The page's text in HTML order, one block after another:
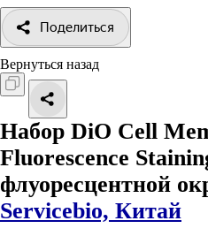
Поделиться
Вернуться назад
Набор DiO Cell
Fluorescence
флуоресцентной
Servicebio, Китай